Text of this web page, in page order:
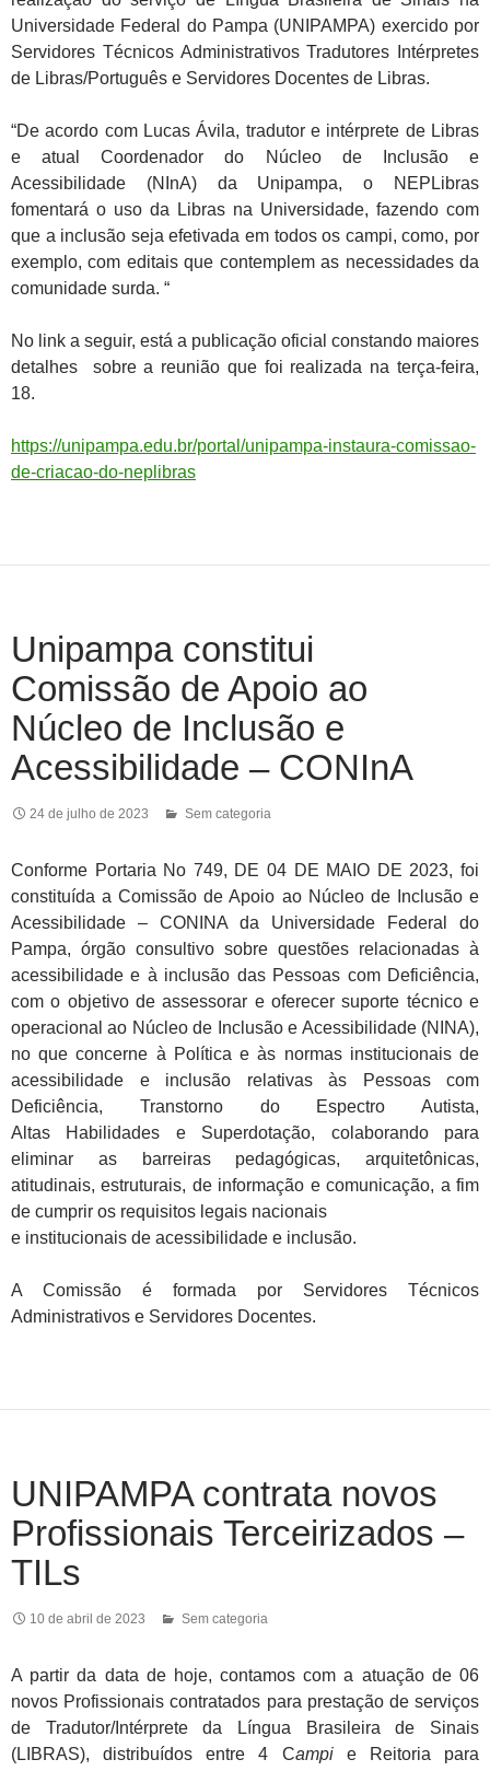
Universidade Federal do Pampa (UNIPAMPA) exercido por
Servidores Técnicos Administrativos Tradutores Intérpretes
de Libras/Português e Servidores Docentes de Libras.
“De acordo com Lucas Ávila, tradutor e intérprete de Libras
e atual Coordenador do Núcleo de Inclusão e
Acessibilidade (NInA) da Unipampa, o NEPLibras
fomentará o uso da Libras na Universidade, fazendo com
que a inclusão seja efetivada em todos os campi, como, por
exemplo, com editais que contemplem as necessidades da
comunidade surda. “
No link a seguir, está a publicação oficial constando maiores
detalhes sobre a reunião que foi realizada na terça-feira,
18.
https://unipampa.edu.br/portal/unipampa-instaura-comissao-
de-criacao-do-neplibras
Unipampa constitui
Comissão de Apoio ao
Núcleo de Inclusão e
Acessibilidade – CONInA
24 de julho de 2023 Sem categoria
Conforme Portaria No 749, DE 04 DE MAIO DE 2023, foi
constituída a Comissão de Apoio ao Núcleo de Inclusão e
Acessibilidade – CONINA da Universidade Federal do
Pampa, órgão consultivo sobre questões relacionadas à
acessibilidade e à inclusão das Pessoas com Deficiência,
com o objetivo de assessorar e oferecer suporte técnico e
operacional ao Núcleo de Inclusão e Acessibilidade (NINA),
no que concerne à Política e às normas institucionais de
acessibilidade e inclusão relativas às Pessoas com
Deficiência, Transtorno do Espectro Autista,
Altas Habilidades e Superdotação, colaborando para
eliminar as barreiras pedagógicas, arquitetônicas,
atitudinais, estruturais, de informação e comunicação, a fim
de cumprir os requisitos legais nacionais
e institucionais de acessibilidade e inclusão.
A Comissão é formada por Servidores Técnicos
Administrativos e Servidores Docentes.
UNIPAMPA contrata novos
Profissionais Terceirizados –
TILs
10 de abril de 2023 Sem categoria
A partir da data de hoje, contamos com a atuação de 06
novos Profissionais contratados para prestação de serviços
de Tradutor/Intérprete da Língua Brasileira de Sinais
(LIBRAS), distribuídos entre 4 Campie Reitoria para